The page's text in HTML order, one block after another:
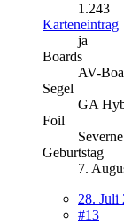
1.243
Karteneintrag
ja
Boards
AV-
Segel
GA
Foil
Geburtstag
7.
28. Juli
#13